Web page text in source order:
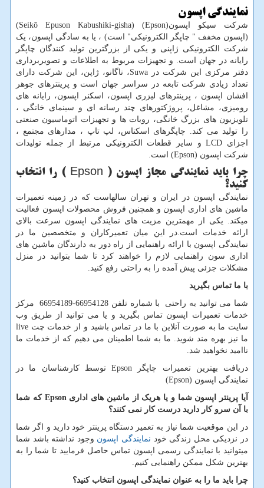
نمایندگی اپسون
شرکت سیکو اپسون(Epson
) (Seikō Epuson Kabushiki-gisha)
(اپسون مخفف " چاپگر الکترونیکی" است) ، یا به سادگی اپسون، یک
شرکت الکترونیکی ژاپنی و یکی از بزرگترین تولید کنندگان چاپگر
رایانه در جهان است. و تجهیزات مربوط به اطلاعات و تصویربرداری
دفتر مرکزی این شرکت در Suwa، ناگانو، ژاپن، این شرکت دارای
تعداد زیادی شرکت تابعه در سراسر جهان است و پرینترهای جوهر
افشان اپسون ، پرینترهای لیزری اپسون، اسکنر اپسون، رایانه های
رومیزی، مشاغل، پروژکتورهای چند رسانه ای و سینمای خانگی ،
تلویزیون های بزرگ خانگی، روبات ها و تجهیزات اتوماسیون صنعتی
را تولید می کند. چاپگرهای اسکناس، لپ تاپ ، مدارهای مجتمع ،
اجزای LCDو سایر قطعات الکترونیکی مرتبط از جمله تولیدات
شرکت اپسون (Epson) است.
چرا باید نمایندگی مجاز اپسون ( Epson ) را انتخاب
کنید؟
نمایندگی اپسون در ایران و تهران سالهاست که در زمینه تعمیرات
ماشین های اداری اپسون و همچنین فروش محصولات اپسون فعالیت
میکند. یکی از مهمترین مزیت های نمایندگی اپسون سرعت بالای
ارائه خدمات است.در این میان تعمیرکاران و متخصصین ما در
نمایندگی اپسون با ارائه راهنمایی از راه دور به دارندگان ماشین های
اداری سون راهنمایی لازم را خواهند کرد تا شما بتوانید در منزل
مشکلات جزئی پیش آمده را به راحتی رفع کنید.
با ما تماس بگیرید
شما می توانید به راحتی با شماره تلفن 66954128-66954189 مرکز
خدمات تعمیرات اپسون تماس بگیرید و یا می توانید از طریق وب
سایت ما به صورت آنلاین با ما در تماس باشید و از خدمات چت live
ما نیز بهره مند شوید. ما به شما اطمینان می دهیم که از خدمات ما
ناامید نخواهید شد.
دریافت بهترین تعمیرات چاپگر Epson توسط کارشناسان ما در
نمایندگی اپسون (Epson
)
آیا پرینتر اپسون شما و یا هریک از ماشین های اداری Epson که شما
با آن سرو کار دارید درست کار نمی کنند؟
در این موقعیت شما نیاز به تعمیر دستگاه پرینتر خود دارید و اگر شما
در نزدیکی محل زندگی خود نمایندگی اپسون وجود نداشته باشد شما
میتوانید با نمایندگی رسمی اپسون تماس حاصل فرمایید تا شما را به
بهترین شکل ممکن راهنمایی کنیم.
چرا باید ما را به عنوان نمایندگی اپسون انتخاب کنید؟